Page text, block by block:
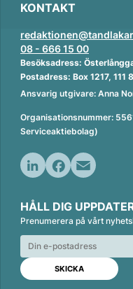
KONTAKT
08 - 666 15 00
Besöksadress:
Postadress: Box 1217, 111
Ansvarig utgivare: Anna
Organisationsnummer:
Serviceaktiebolag)
n
k
e
d
n
c
e
b
o
o
k
a
i
l
HÅLL DIG
Prenumerera på vårt